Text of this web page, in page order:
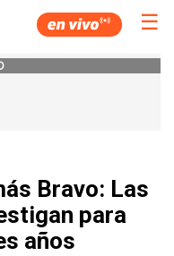
☰
Bravo: Las
para
años